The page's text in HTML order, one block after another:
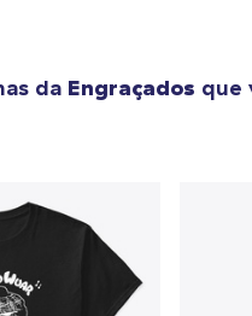
da Engraçados que